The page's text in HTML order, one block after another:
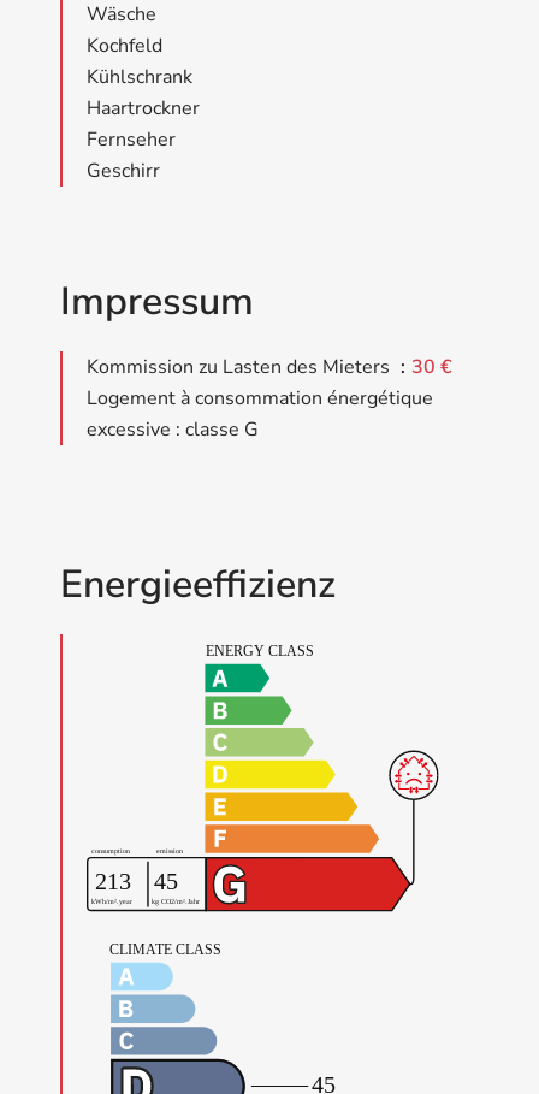
Wäsche
Kochfeld
Kühlschrank
Haartrockner
Fernseher
Geschirr
Impressum
Kommission zu Lasten des Mieters
30 €
Logement à consommation énergétique
excessive : classe G
Energieeffizienz